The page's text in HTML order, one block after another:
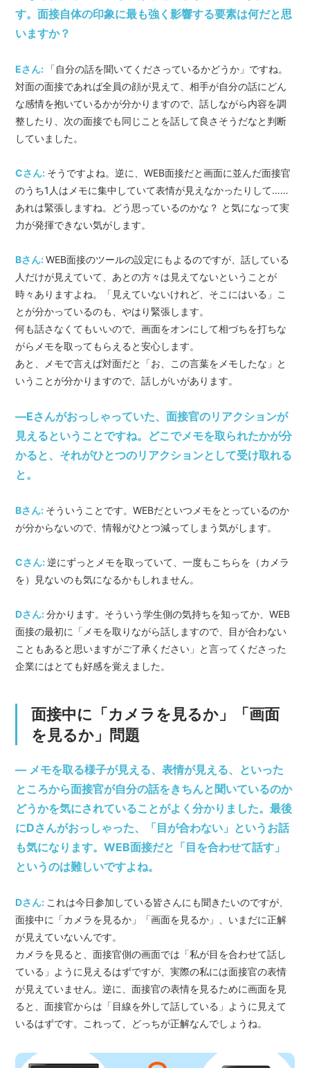
す。面接自体の印象に最も強く影響する要素は何だと思
いますか？
Eさん:
「自分の話を聞いてくださっているかどうか」ですね。
対面の面接であれば全員の顔が見えて、相手が自分の話にどん
な感情を抱いているかが分かりますので、話しながら内容を調
整したり、次の面接でも同じことを話して良さそうだなと判断
していました。
Cさん: そうですよね。逆に、WEB面接だと画面に並んだ面接官
のうち1人はメモに集中していて表情が見えなかったりして……
あれは緊張しますね。どう思っているのかな？ と気になって実
力が発揮できない気がします。
Bさん:WEB面接のツールの設定にもよるのですが、話している
人だけが見えていて、あとの方々は見えてないということが
時々ありますよね。「見えていないけれど、そこにはいる」こ
とが分かっているのも、やはり緊張します。
何も話さなくてもいいので、画面をオンにして相づちを打ちな
がらメモを取ってもらえると安心します。
あと、メモで言えば対面だと「お、この言葉をメモしたな」と
いうことが分かりますので、話しがいがあります。
―Eさんがおっしゃっていた、面接官のリアクションが
見えるということですね。どこでメモを取られたかが分
かると、それがひとつのリアクションとして受け取れる
と。
Bさん: そういうことです。WEBだといつメモをとっているのか
が分からないので、情報がひとつ減ってしまう気がします。
Cさん:逆にずっとメモを取っていて、一度もこちらを（カメラ
を）見ないのも気になるかもしれません。
Dさん:分かります。そういう学生側の気持ちを知ってか、WEB
面接の最初に「メモを取りながら話しますので、目が合わない
こともあると思いますがご了承ください」と言ってくださった
企業にはとても好感を覚えました。
面接中に「カメラを見るか」「画面
を見るか」問題
― メモを取る様子が見える、表情が見える、といった
ところから面接官が自分の話をきちんと聞いているのか
どうかを気にされていることがよく分かりました。最後
にDさんがおっしゃった、「目が合わない」というお話
も気になります。WEB面接だと「目を合わせて話す」
というのは難しいですよね。
Dさん: これは今日参加している皆さんにも聞きたいのですが、
面接中に「カメラを見るか」「画面を見るか」、いまだに正解
が見えていないんです。
カメラを見ると、面接官側の画面では「私が目を合わせて話し
ている」ように見えるはずですが、実際の私には面接官の表情
が見えていません。逆に、面接官の表情を見るために画面を見
ると、面接官からは「目線を外して話している」ように見えて
いるはずです。これって、どっちが正解なんでしょうね。